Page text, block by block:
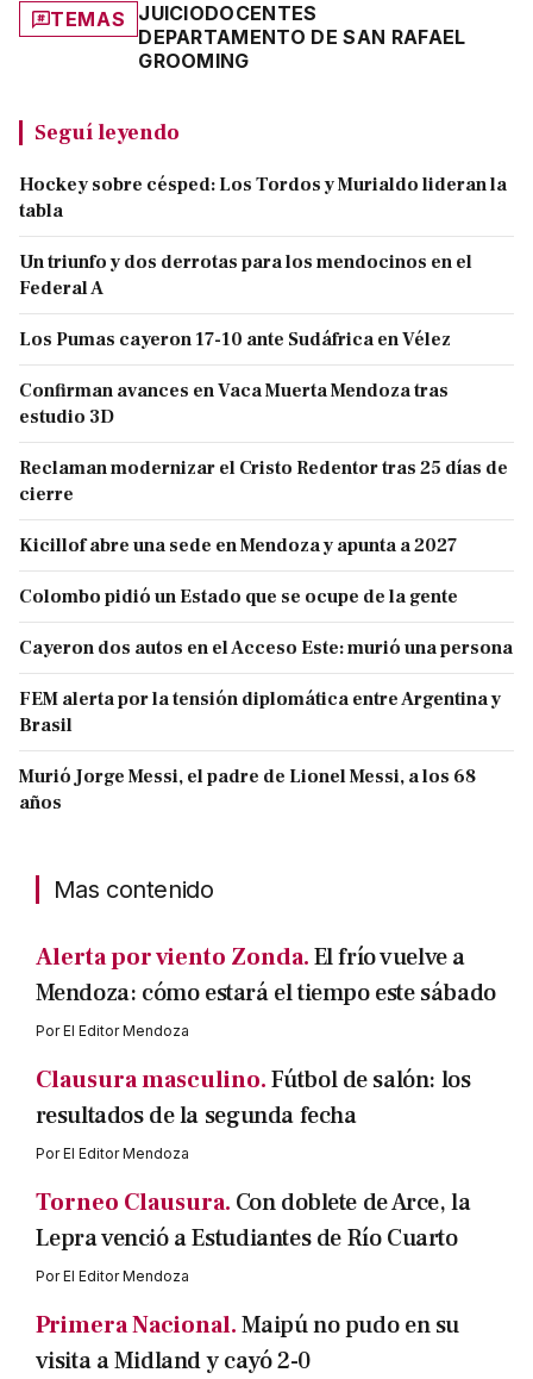
TEMAS JUICIODOCENTES
DEPARTAMENTO DE SAN RAFAEL
GROOMING
Seguí leyendo
Hockey sobre césped: Los Tordos y Murialdo lideran la
tabla
Un triunfo y dos derrotas para los mendocinos en el
Federal A
Los Pumas cayeron 17-10 ante Sudáfrica en Vélez
Confirman avances en Vaca Muerta Mendoza tras
estudio 3D
Reclaman modernizar el Cristo Redentor tras 25 días de
cierre
Kicillof abre una sede en Mendoza y apunta a 2027
Colombo pidió un Estado que se ocupe de la gente
Cayeron dos autos en el Acceso Este: murió una persona
FEM alerta por la tensión diplomática entre Argentina y
Brasil
Murió Jorge Messi, el padre de Lionel Messi, a los 68
años
Mas contenido
Alerta por viento Zonda.El frío vuelve a
Mendoza: cómo estará el tiempo este sábado
PorEl Editor Mendoza
Clausura masculino.Fútbol de salón: los
resultados de la segunda fecha
PorEl Editor Mendoza
Torneo Clausura. Con doblete de Arce, la
Lepra venció a Estudiantes de Río Cuarto
PorEl Editor Mendoza
Primera Nacional.Maipú no pudo en su
visita a Midland y cayó 2-0